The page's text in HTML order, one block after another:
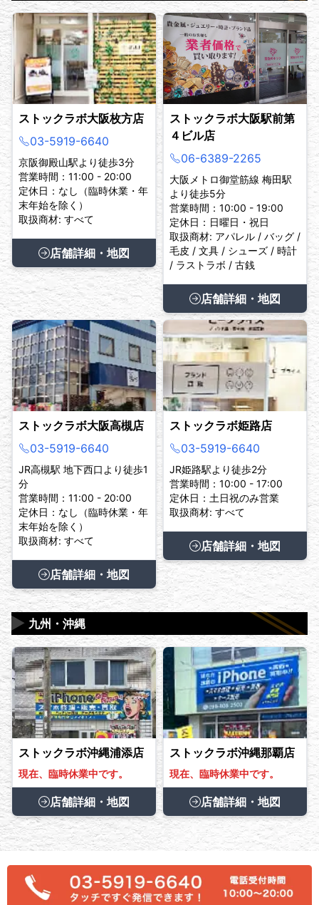
ストックラボ大阪枚方店
03-5919-6640
京阪御殿山駅より徒歩3分
営業時間：11:00 - 20:00
定休日：なし（臨時休業・年
末年始を除く）
取扱商材: すべて
店舗詳細・地図
ストックラボ大阪駅前第
４ビル店
06-6389-2265
大阪メトロ御堂筋線 梅田駅
より徒歩5分
営業時間：10:00 - 19:00
定休日：日曜日・祝日
取扱商材: アパレル / バッグ /
毛皮 / 文具 / シューズ / 時計
/ ラストラボ / 古銭
店舗詳細・地図
ストックラボ大阪高槻店
03-5919-6640
JR高槻駅 地下西口より徒歩1
分
営業時間：11:00 - 20:00
定休日：なし（臨時休業・年
末年始を除く）
取扱商材: すべて
店舗詳細・地図
ストックラボ姫路店
03-5919-6640
JR姫路駅より徒歩2分
営業時間：10:00 - 17:00
定休日：土日祝のみ営業
取扱商材: すべて
店舗詳細・地図
九州・沖縄
▶
ストックラボ沖縄浦添店
現在、臨時休業中です。
店舗詳細・地図
ストックラボ沖縄那覇店
現在、臨時休業中です。
店舗詳細・地図